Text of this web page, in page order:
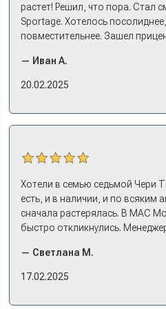
растет! Решил, что пора. Стал
Sportage. Хотелось
повместительнее. Зашел
и прям мое! Даже не скажешь,
вылезая из него и порешали.
— Иван А.
20.02.2025
Хотели в семью седьмой Чери
есть, и в наличии, и по всяким
сначала растерялась. В МАС
быстро откликнулись.
примериться. Нам тут
же день купили машину!
— Светлана М.
17.02.2025